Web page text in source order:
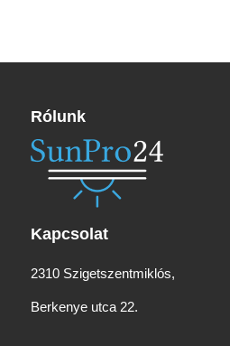
Rólunk
Kapcsolat
2310 Szigetszentmiklós,
Berkenye utca 22.